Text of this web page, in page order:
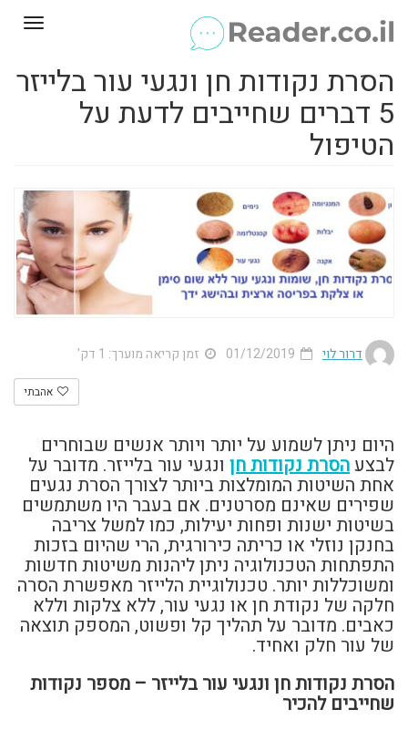
הסרת נקודות חן ונגעי עור בלייזר
5 דברים שחייבים לדעת על
הטיפול
דרור לוי זמן קריאה מוערך: 1 דק'
אהבתי
היום ניתן לשמוע על יותר ויותר אנשים שבוחרים
לבצעהסרת נקודות חן ונגעי עור בלייזר. מדובר על
אחת השיטות המומלצות ביותר לצורך הסרת נגעים
שפירים שאינם מסרטנים. אם בעבר היו משתמשים
בשיטות ישנות ופחות יעילות, כמו למשל צריבה
בחנקן נוזלי או כריתה כירורגית, הרי שהיום בזכות
התפתחות הטכנולוגיה ניתן ליהנות משיטות חדשות
ומשוכללות יותר. טכנולוגיית הלייזר מאפשרת הסרה
חלקה של נקודת חן או נגעי עור, ללא צלקות וללא
כאבים. מדובר על תהליך קל ופשוט, המספק תוצאה
של עור חלק ואחיד.
הסרת נקודות חן ונגעי עור בלייזר – מספר נקודות
שחייבים להכיר